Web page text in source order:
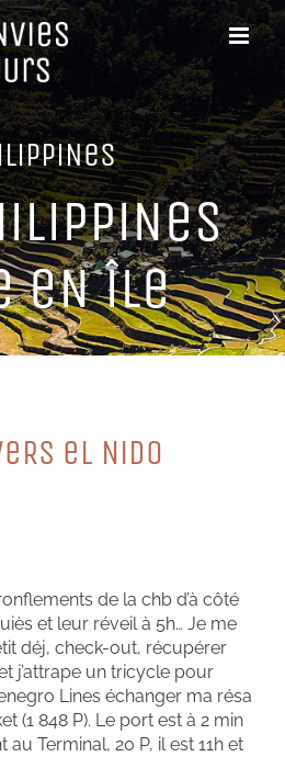
eN îLe
eL NiDo
de la chb d’à côté
et leur réveil à 5h… Je me
déj, check-out, récupérer
j’attrape un tricycle pour
Lines échanger ma résa
(1 848 P). Le port est à 2 min
Terminal, 20 P, il est 11h et